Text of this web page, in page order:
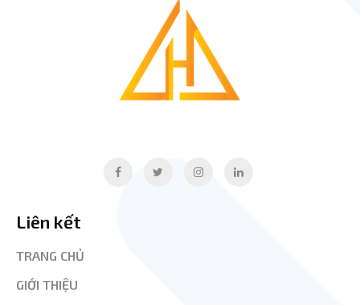
Liên kết
TRANG CHỦ
GIỚI THIỆU